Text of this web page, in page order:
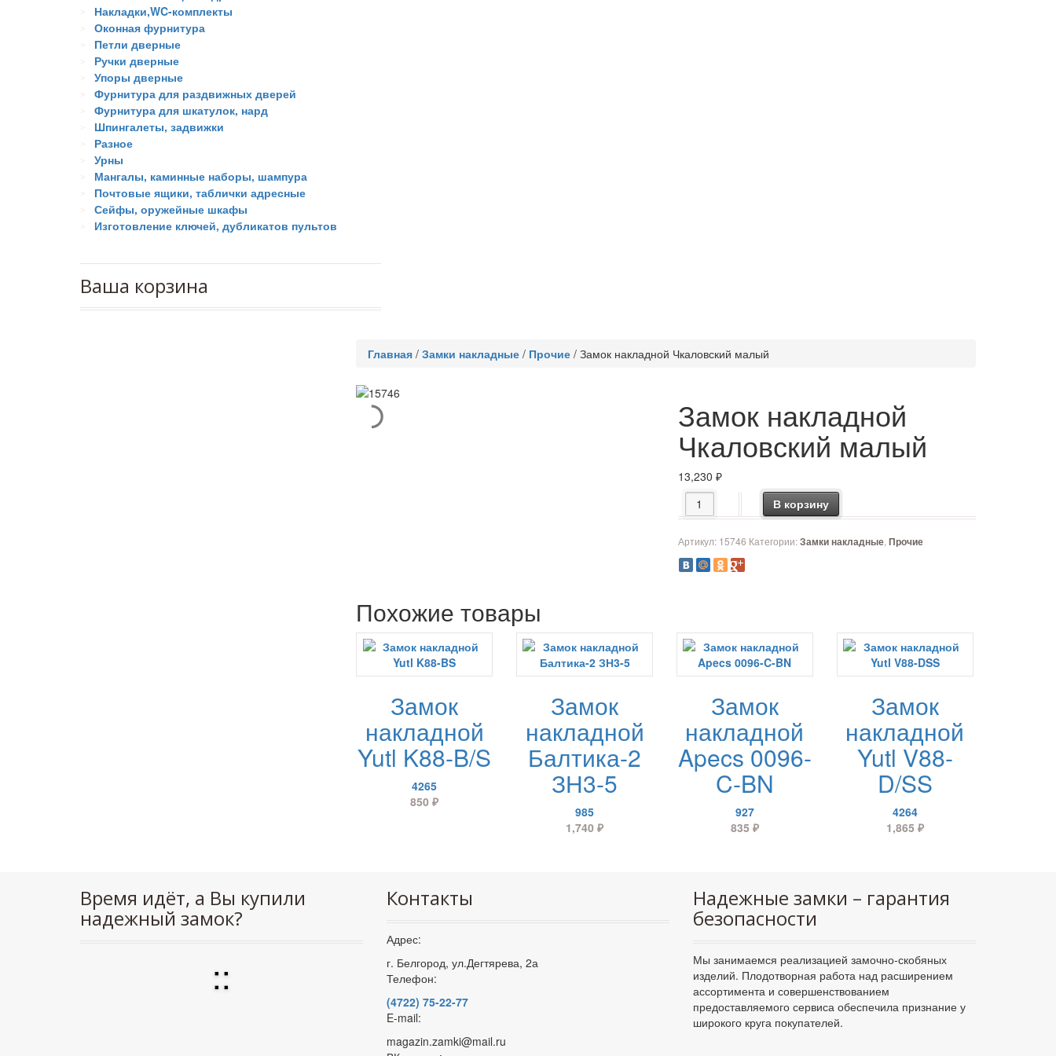
Накладки,WC-комплекты
Оконная фурнитура
Петли дверные
Ручки дверные
Упоры дверные
Фурнитура для раздвижных дверей
Фурнитура для шкатулок, нард
Шпингалеты, задвижки
Разное
Урны
Мангалы, каминные наборы, шампура
Почтовые ящики, таблички адресные
Сейфы, оружейные шкафы
Изготовление ключей, дубликатов пультов
Ваша корзина
Главная / Замки накладные / Прочие / Замок накладной Чкаловский малый
Замок накладной
Чкаловский малый
13,230₽
Количество товара Замок накладной Чкаловский малый
В корзину
Артикул: 15746 Категории:Замки накладные,Прочие
Похожие товары
Замок
накладной
Yutl K88-B/S
4265
850₽
Замок
накладной
Балтика-2
ЗН3-5
985
1,740 ₽
Замок
накладной
Apecs 0096-
C-BN
927
835 ₽
Замок
накладной
Yutl V88-
D/SS
4264
1,865 ₽
Время идёт, а Вы купили
надежный замок?
::
Контакты
Адрес:
г. Белгород, ул.Дегтярева, 2а
Телефон:
(4722) 75-22-77
E-mail:
magazin.zamki@mail.ru
Надежные замки – гарантия
безопасности
Мы занимаемся реализацией замочно-скобяных
изделий. Плодотворная работа над расширением
ассортимента и совершенствованием
предоставляемого сервиса обеспечила признание у
широкого круга покупателей.